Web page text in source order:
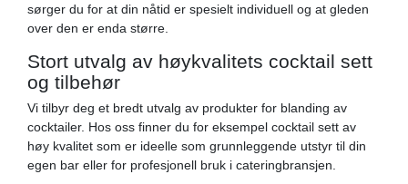
sørger du for at din nåtid er spesielt individuell og at gleden
over den er enda større.
Stort utvalg av høykvalitets cocktail sett
og tilbehør
Vi tilbyr deg et bredt utvalg av produkter for blanding av
cocktailer. Hos oss finner du for eksempel cocktail sett av
høy kvalitet som er ideelle som grunnleggende utstyr til din
egen bar eller for profesjonell bruk i cateringbransjen.